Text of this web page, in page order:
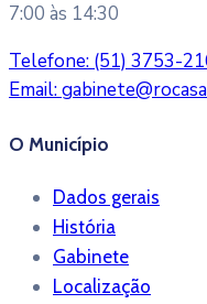
7:00 às 14:30
Telefone: (51) 3753-
Email:
O Município
Dados gerais
História
Gabinete
Localização